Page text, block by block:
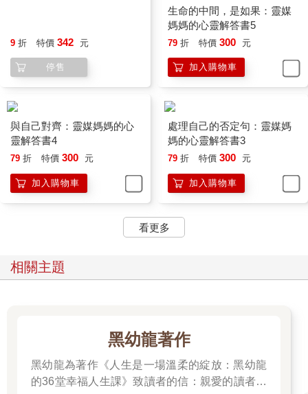
一般人認為「被附身」指的是一個人的身體被另一個靈魂所佔
據。身體一旦被佔據以後就會被侵入的靈魂為所欲為地使用以及
操控。 若是有長期追縱我的部落格的人應該知道：這樣的事情不
很容易受到生前的意識影響而誤以為自己只需要透過佔據任何一
個人的身體就可以幫助他們完成生前的遺願。但如果你了解靈魂
鋪陳輪迴的精密性的話，那你也就清楚地知道每一個人的身體都
是經過靈魂導師精心策劃以及量身訂做的，為的是要能夠幫助每
一個特定的靈魂來克服他們的功課以達到他們的人生目的。因
此，量身訂做的身體並不是適用任何一個靈魂的，任何的靈魂佔
用了你的身體都會覺得十分的不適用。就好像穿了一件過小的衣
服，會讓人感到混身不舒服而想要儘早脫掉的感覺一樣。這也是
為什麼當你們在看類似大法師的電影，或是聽過/看過一些都市傳
說，被附身的身體似乎都有自殘、全身扭曲或是面目猙獰的傾
向。這主要來自於侵入的靈魂沒有辦法與宿主的身體產生連結而
造成極大的痛苦。也因此，「附身」反而讓他們沒有辦法去完成
我要說的是，認為一個靈魂可以佔據一個人的身體進而執行完全
水深火熱當中。現在的靈魂因為知識進化的關係，已經清楚地知
附身的動作。也因此，一個愈自卑、愈沒有自己聲音的主體就愈
容易受到操控。他們會錯把他人的想法當作自己的聲音，甚至讓
9 折 特價 342 元
停售
生命的中間，是如果：靈媒
媽媽的心靈解答書5
79 折 特價 300 元
加入購物車
與自己對齊：靈媒媽媽的心
靈解答書4
79 折 特價 300 元
加入購物車
處理自己的否定句：靈媒媽
媽的心靈解答書3
79 折 特價 300 元
加入購物車
看更多
相關主題
黑幼龍著作
黑幼龍為著作《人生是一場溫柔的綻放：黑幼龍
的36堂幸福人生課》致讀者的信：親愛的讀者：